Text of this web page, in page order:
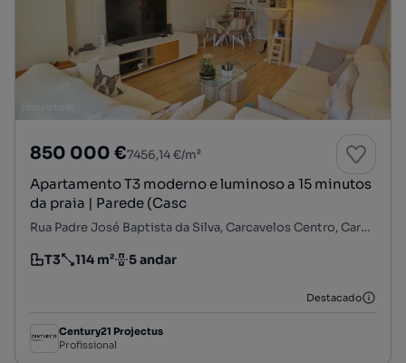
850 000 €7456,14 €/m²
Apartamento T3 moderno e luminoso a 15 minutos
da praia | Parede (Casc
Rua Padre José Baptista da Silva, Carcavelos Centro, Carcavelos e Parede, Cascais, Lisboa
Tipologia
T3
Preço por metro quadrado
114 m²
Andar 5 andar
Destacado
Century21 Projectus
Profissional